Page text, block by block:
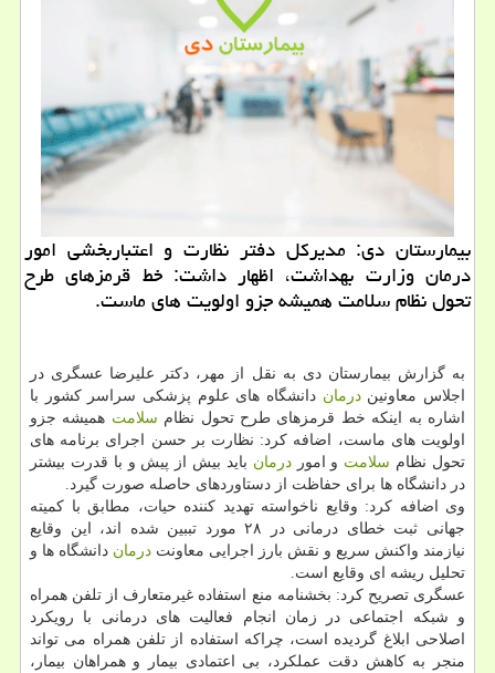
بیمارستان دی: مدیركل دفتر نظارت و اعتباربخشی امور
درمان وزارت بهداشت، اظهار داشت: خط قرمزهای طرح
تحول نظام سلامت همیشه جزو اولویت های ماست.
به گزارش بیمارستان دی به نقل از مهر، دكتر علیرضا عسگری در
اجلاس معاونیندرمان دانشگاه های علوم پزشكی سراسر كشور با
اشاره به اینكه خط قرمزهای طرح تحول نظام سلامت همیشه جزو
اولویت های ماست، اضافه كرد: نظارت بر حسن اجرای برنامه های
تحول نظام سلامت و اموردرمان باید بیش از پیش و با قدرت بیشتر
در دانشگاه ها برای حفاظت از دستاوردهای حاصله صورت گیرد.
وی اضافه كرد: وقایع ناخواسته تهدید كننده حیات، مطابق با كمیته
جهانی ثبت خطای درمانی در ۲۸ مورد تببین شده اند، این وقایع
نیازمند واكنش سریع و نقش بارز اجرایی معاونت درمان دانشگاه ها و
تحلیل ریشه ای وقایع است.
عسگری تصریح كرد: بخشنامه منع استفاده غیرمتعارف از تلفن همراه
و شبكه اجتماعی در زمان انجام فعالیت های درمانی با رویكرد
اصلاحی ابلاغ گردیده است، چراكه استفاده از تلفن همراه می تواند
منجر به كاهش دقت عملكرد، بی اعتمادی بیمار و همراهان بیمار،